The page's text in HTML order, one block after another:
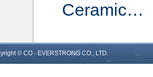
Ceramic…
© CO - EVERSTRONG CO., LTD.